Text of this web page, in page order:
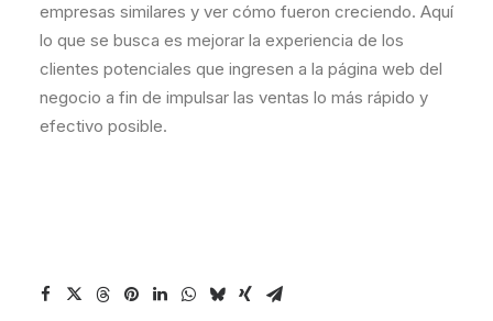
empresas similares y ver cómo fueron creciendo. Aquí
lo que se busca es mejorar la experiencia de los
clientes potenciales que ingresen a la página web del
negocio a fin de impulsar las ventas lo más rápido y
efectivo posible.